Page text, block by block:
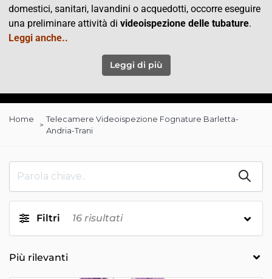
domestici, sanitari, lavandini o acquedotti, occorre eseguire
una preliminare attività di videoispezione delle tubature.
Leggi anche..
Leggi di più
Home
Telecamere Videoispezione Fognature Barletta-
Andria-Trani
Filtri 16 risultati